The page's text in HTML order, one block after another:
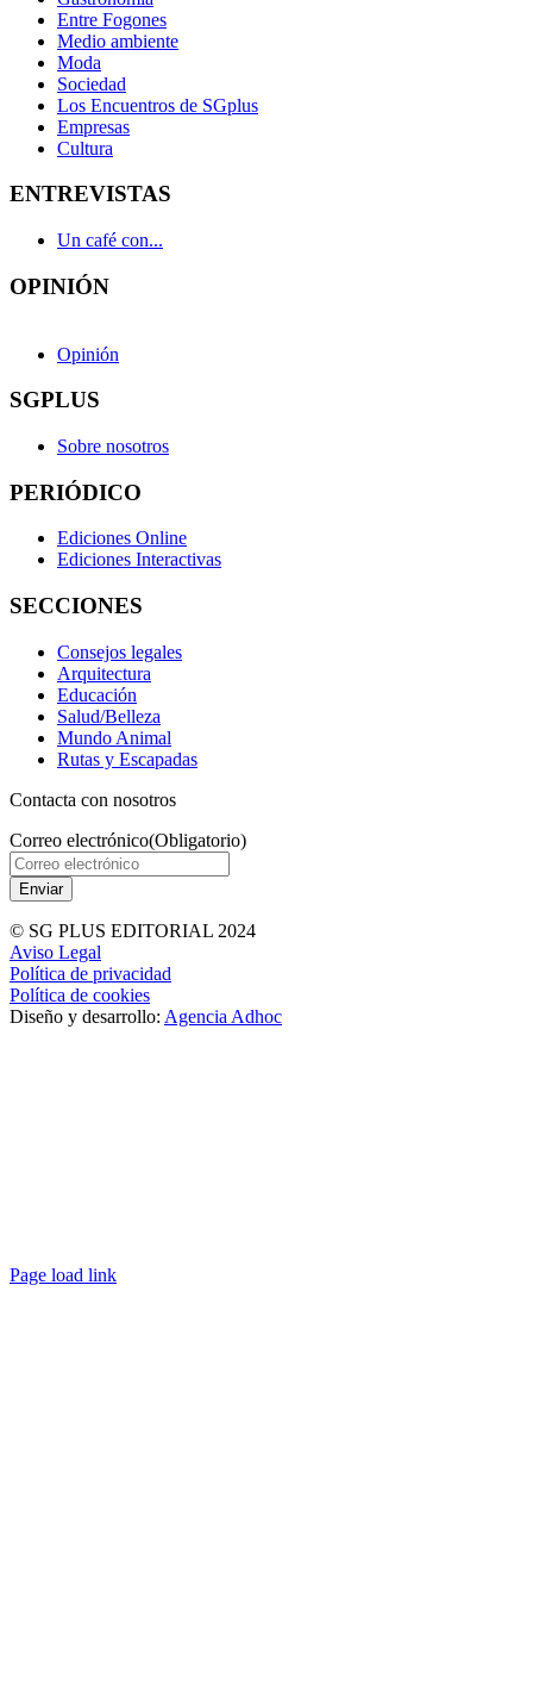
Entre Fogones
Medio ambiente
Moda
Sociedad
Los Encuentros de SGplus
Empresas
Cultura
ENTREVISTAS
Un café con...
OPINIÓN
Opinión
SGPLUS
Sobre nosotros
PERIÓDICO
Ediciones Online
Ediciones Interactivas
SECCIONES
Consejos legales
Arquitectura
Educación
Salud/Belleza
Mundo Animal
Rutas y Escapadas
Contacta con nosotros
Correo electrónico(Obligatorio)
© SG PLUS EDITORIAL 2024
Aviso Legal
Política de privacidad
Política de cookies
Diseño y desarrollo: Agencia Adhoc
Page load link